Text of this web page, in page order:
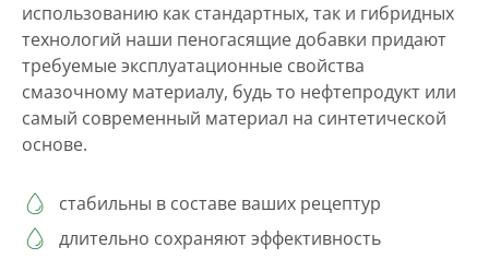
использованию как стандартных, так и гибридных
технологий наши пеногасящие добавки придают
требуемые эксплуатационные свойства
смазочному материалу, будь то нефтепродукт или
самый современный материал на синтетической
основе.
стабильны в составе ваших рецептур
длительно сохраняют эффективность